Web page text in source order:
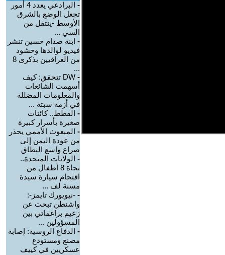
-
البرادعي يعدد 4 أمور
تجعل الوضع بالشرق
الأوسط -ينتقل من
السي ...
- ابنة صدام حسين تنشر
فيديو لوالدها وحشود
من العراقيين بذكرى 8
...
-
DW تتحقق: كيف
أسهمت الشائعات
والمعلومات المضللة
في أزمة سبتة ...
- القطط.. كائنات
صغيرة بأسرار كبيرة
- المبعوث الأممي يحذر
من عودة اليمن إلى
صراع واسع النطاق
- الولايات المتحدة..
نجاة 8 أطفال من
اقتحام سيارة سيدة
مسنة لف ...
- -نيويورك تايمز-:
واشنطن تبحث عن
زعيم براغماتي بين
المسؤولين ...
- الدفاع الروسية: إصابة
مصنع ومستودع
عسكريين في كييف